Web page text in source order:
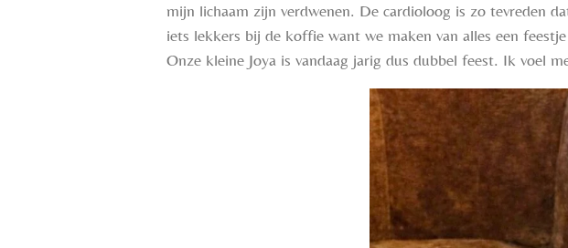
mijn lichaam zijn verdwenen. De cardioloog is zo tevreden
iets lekkers bij de koffie want we maken van alles een
Onze kleine Joya is vandaag jarig dus dubbel feest. Ik voel